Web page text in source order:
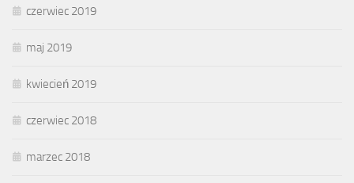
czerwiec 2019
maj 2019
kwiecień 2019
czerwiec 2018
marzec 2018